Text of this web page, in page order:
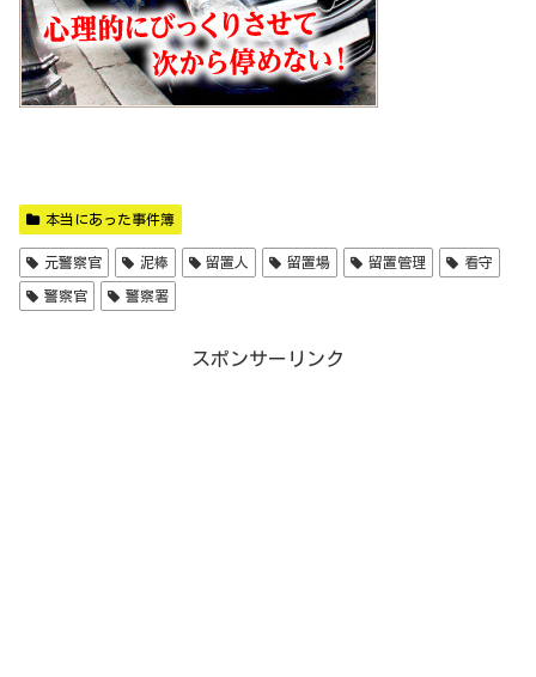
本当にあった事件簿
元警察官 泥棒 留置人 留置場 留置管理 看守
警察官 警察署
スポンサーリンク